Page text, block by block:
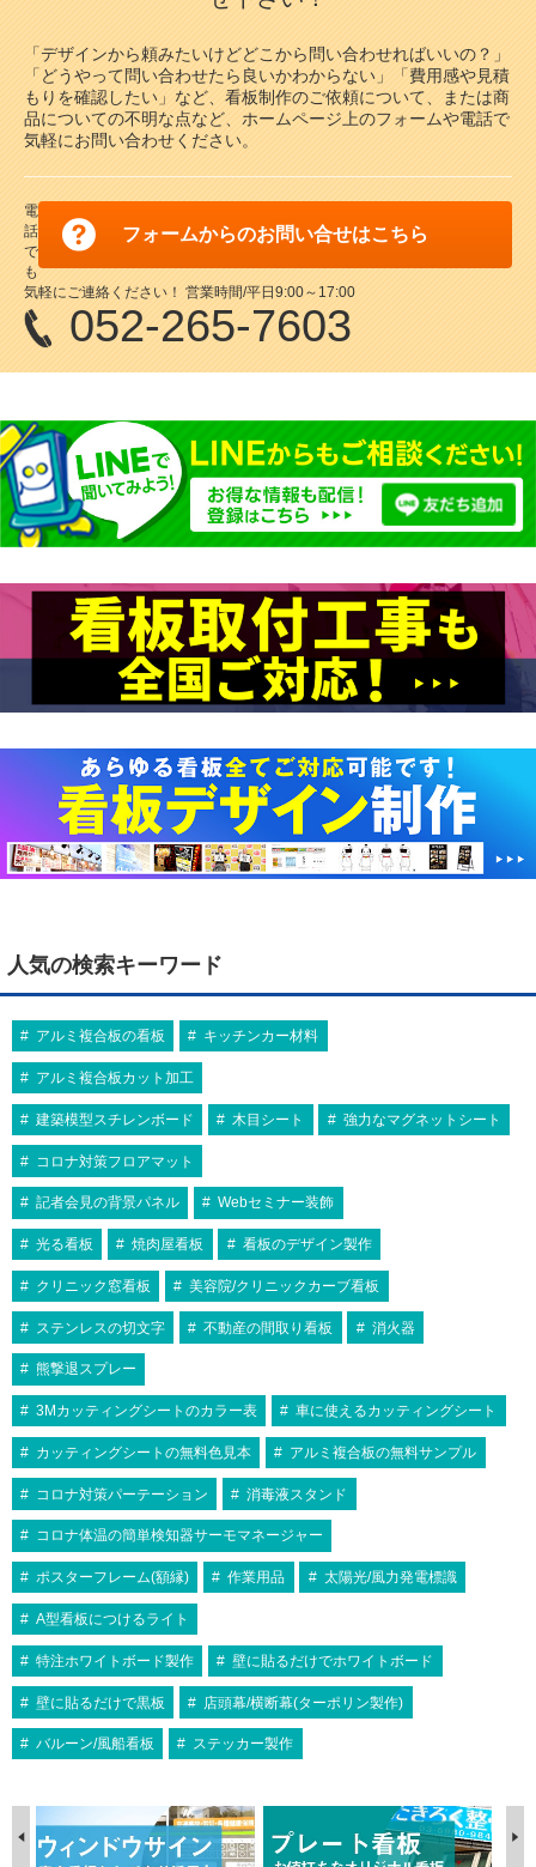
「デザインから頼みたいけどどこから問い合わせればいいの？」
「どうやって問い合わせたら良いかわからない」「費用感や見積
もりを確認したい」など、看板制作のご依頼について、または商
品についての不明な点など、ホームページ上のフォームや電話で
気軽にお問い合わせください。
フォームからのお問い合せはこちら
電
話
で
も
気軽にご連絡ください！ 営業時間/平日9:00～17:00
052-265-7603
人気の検索キーワード
アルミ複合板の看板 キッチンカー材料
アルミ複合板カット加工
建築模型スチレンボード 木目シート 強力なマグネットシート
コロナ対策フロアマット
記者会見の背景パネル Webセミナー装飾
光る看板 焼肉屋看板 看板のデザイン製作
クリニック窓看板 美容院/クリニックカーブ看板
ステンレスの切文字 不動産の間取り看板 消火器
熊撃退スプレー
3Mカッティングシートのカラー表 車に使えるカッティングシート
カッティングシートの無料色見本 アルミ複合板の無料サンプル
コロナ対策パーテーション 消毒液スタンド
コロナ体温の簡単検知器サーモマネージャー
ポスターフレーム(額縁) 作業用品 太陽光/風力発電標識
A型看板につけるライト
特注ホワイトボード製作 壁に貼るだけでホワイトボード
壁に貼るだけで黒板 店頭幕/横断幕(ターポリン製作)
バルーン/風船看板 ステッカー製作